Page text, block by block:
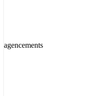
agencements